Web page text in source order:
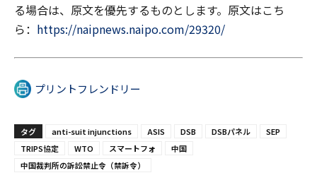
る場合は、原文を優先するものとします。原文はこち
ら： https://naipnews.naipo.com/29320/
プリントフレンドリー
タグ anti-suit injunctions ASIS DSB DSBパネル
SEP
TRIPS協定
WTO スマートフォ
中国
中国裁判所の訴訟禁止令（禁訴令）